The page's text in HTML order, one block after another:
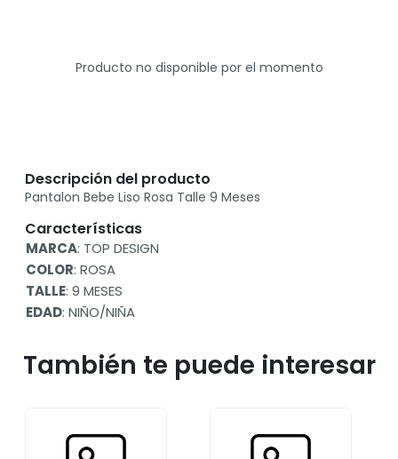
Producto no disponible por el momento
Descripción del producto
Pantalon Bebe Liso Rosa Talle 9 Meses
Características
MARCA: TOP DESIGN
COLOR: ROSA
TALLE: 9 MESES
EDAD: NIÑO/NIÑA
También te puede interesar